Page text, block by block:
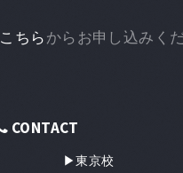
こちらからお申し込みく
CONTACT
▶東京校